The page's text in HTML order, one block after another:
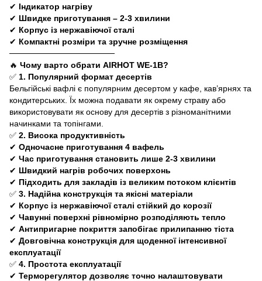
✔ Індикатор нагріву
✔ Швидке приготування – 2-3 хвилини
✔ Корпус із нержавіючої сталі
✔ Компактні розміри та зручне розміщення
──────────────────
🔥 Чому варто обрати AIRHOT WE-1B?
✅ 1. Популярний формат десертів
Бельгійські вафлі є популярним десертом у кафе, кав’ярнях та
кондитерських. Їх можна подавати як окрему страву або
використовувати як основу для десертів з різноманітними
начинками та топінгами.
✅ 2. Висока продуктивність
✔ Одночасне приготування 4 вафель
✔ Час приготування становить лише 2-3 хвилини
✔ Швидкий нагрів робочих поверхонь
✔ Підходить для закладів із великим потоком клієнтів
✅ 3. Надійна конструкція та якісні матеріали
✔ Корпус із нержавіючої сталі стійкий до корозії
✔ Чавунні поверхні рівномірно розподіляють тепло
✔ Антипригарне покриття запобігає прилипанню тіста
✔ Довговічна конструкція для щоденної інтенсивної
експлуатації
✅ 4. Простота експлуатації
✔ Терморегулятор дозволяє точно налаштовувати